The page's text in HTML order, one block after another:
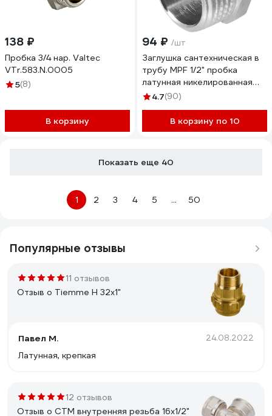
138 ₽
Пробка 3/4 нар. Valtec
VTr.583.N.0005
5(8)
В корзину
94 ₽ /шт
Заглушка сантехническая в
трубу MPF 1/2" пробка
латунная никелированная
наружная резьба ИС.072277
4.7(90)
В корзину по 10
Показать еще 40
1 2 3 4 5 ... 50
Популярные отзывы
11 отзывов
Отзыв о Tiemme Н 32х1"
Павел М. 24.08.2022
Латунная, крепкая
12 отзывов
Отзыв о СТМ внутренняя резьба 16х1/2"